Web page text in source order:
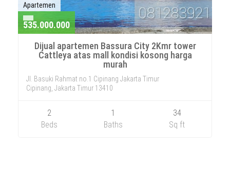
Apartemen
535.000.000
Dijual apartemen Bassura City 2Kmr tower
Cattleya atas mall kondisi kosong harga
murah
Jl. Basuki Rahmat no.1 Cipinang Jakarta Timur
Cipinang, Jakarta Timur 13410
2
Beds
1
Baths
34
Sq ft